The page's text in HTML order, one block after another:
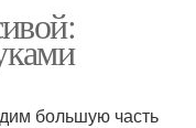
большую часть